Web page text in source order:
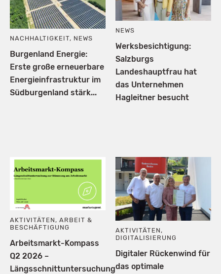
NACHHALTIGKEIT, NEWS
Burgenland Energie:
Erste große erneuerbare
Energieinfrastruktur im
Südburgenland stärk...
NEWS
Werksbesichtigung:
Salzburgs
Landeshauptfrau hat
das Unternehmen
Hagleitner besucht
AKTIVITÄTEN ,ARBEIT &
BESCHÄFTIGUNG
Arbeitsmarkt-Kompass
Q2 2026 –
Längsschnittuntersuchung
AKTIVITÄTEN,
DIGITALISIERUNG
Digitaler Rückenwind für
das optimale